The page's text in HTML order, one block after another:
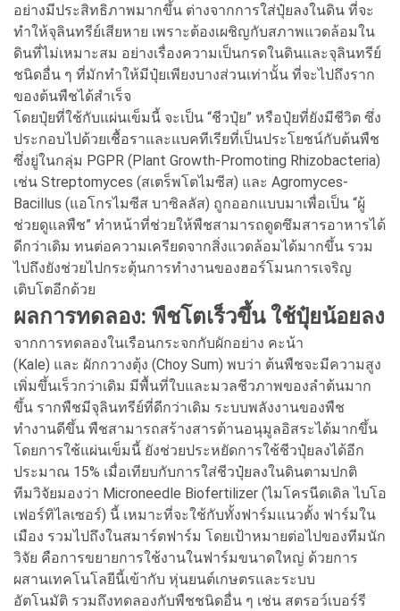
อย่างมีประสิทธิภาพมากขึ้น ต่างจากการใส่ปุ๋ยลงในดิน ที่จะ
ทำให้จุลินทรีย์เสียหาย เพราะต้องเผชิญกับสภาพแวดล้อมใน
ดินที่ไม่เหมาะสม อย่างเรื่องความเป็นกรดในดินและจุลินทรีย์
ชนิดอื่น ๆ ที่มักทำให้มีปุ๋ยเพียงบางส่วนเท่านั้น ที่จะไปถึงราก
ของต้นพืชได้สำเร็จ
โดยปุ๋ยที่ใช้กับแผ่นเข็มนี้ จะเป็น “ชีวปุ๋ย” หรือปุ๋ยที่ยังมีชีวิต ซึ่ง
ประกอบไปด้วยเชื้อราและแบคทีเรียที่เป็นประโยชน์กับต้นพืช
ซึ่งยู่ในกลุ่ม PGPR (Plant Growth-Promoting Rhizobacteria)
เช่น Streptomyces (สเตร็พโตไมซีส) และ Agromyces-
Bacillus (แอโกรไมซีส บาซิลลัส) ถูกออกแบบมาเพื่อเป็น “ผู้
ช่วยดูแลพืช” ทำหน้าที่ช่วยให้พืชสามารถดูดซึมสารอาหารได้
ดีกว่าเดิม ทนต่อความเครียดจากสิ่งแวดล้อมได้มากขึ้น รวม
ไปถึงยังช่วยไปกระตุ้นการทำงานของฮอร์โมนการเจริญ
เติบโตอีกด้วย
ผลการทดลอง: พืชโตเร็วขึ้น ใช้ปุ๋ยน้อยลง
จากการทดลองในเรือนกระจกกับผักอย่าง คะน้า
(Kale) และ ผักกวางตุ้ง (Choy Sum) พบว่า ต้นพืชจะมีความสูง
เพิ่มขึ้นเร็วกว่าเดิม มีพื้นที่ใบและมวลชีวภาพของลำต้นมาก
ขึ้น รากพืชมีจุลินทรีย์ที่ดีกว่าเดิม ระบบพลังงานของพืช
ทำงานดีขึ้น พืชสามารถสร้างสารต้านอนุมูลอิสระได้มากขึ้น
โดยการใช้แผ่นเข็มนี้ ยังช่วยประหยัดการใช้ชีวปุ๋ยลงได้อีก
ประมาณ 15% เมื่อเทียบกับการใส่ชีวปุ๋ยลงในดินตามปกติ
ทีมวิจัยมองว่า Microneedle Biofertilizer (ไมโครนีดเดิล ไบโอ
เฟอร์ทิไลเซอร์) นี้ เหมาะที่จะใช้กับทั้งฟาร์มแนวตั้ง ฟาร์มใน
เมือง รวมไปถึงในสมาร์ตฟาร์ม โดยเป้าหมายต่อไปของทีมนัก
วิจัย คือการขยายการใช้งานในฟาร์มขนาดใหญ่ ด้วยการ
ผสานเทคโนโลยีนี้เข้ากับ หุ่นยนต์เกษตรและระบบ
อัตโนมัติ รวมถึงทดลองกับพืชชนิดอื่น ๆ เช่น สตรอว์เบอร์รี